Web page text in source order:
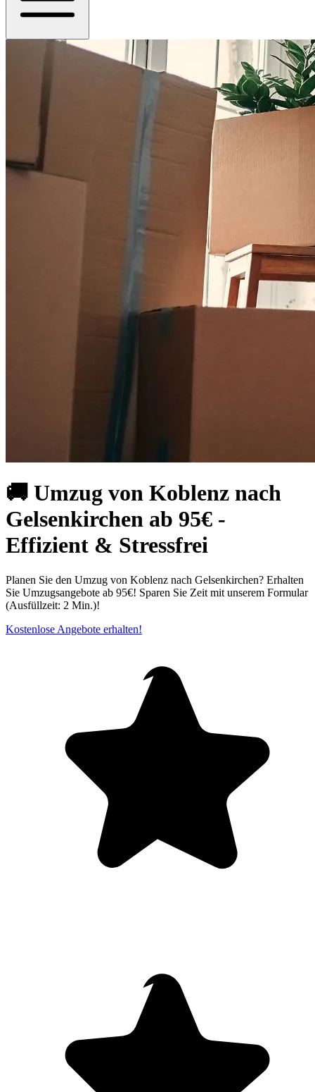
🚚 Umzug von Koblenz nach
Gelsenkirchen ab 95€ -
Effizient & Stressfrei
Planen Sie den Umzug von Koblenz nach Gelsenkirchen? Erhalten
Sie Umzugsangebote ab 95€! Sparen Sie Zeit mit unserem Formular
(Ausfüllzeit: 2 Min.)!
Kostenlose Angebote erhalten!